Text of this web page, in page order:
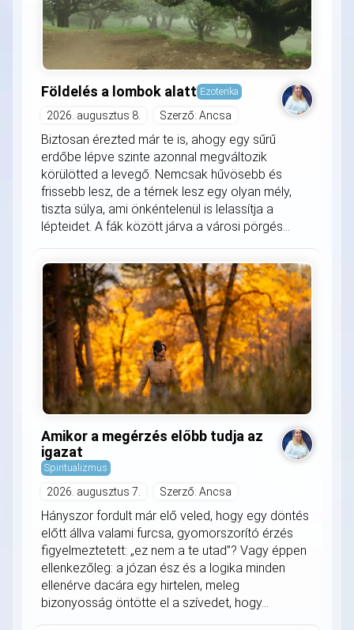
Földelés a lombok alatt Ezoterika
2026. augusztus 8. Szerző: Ancsa
Biztosan érezted már te is, ahogy egy sűrű
erdőbe lépve szinte azonnal megváltozik
körülötted a levegő. Nemcsak hűvösebb és
frissebb lesz, de a térnek lesz egy olyan mély,
tiszta súlya, ami önkéntelenül is lelassítja a
lépteidet. A fák között járva a városi pörgés...
Amikor a megérzés előbb tudja az
igazat
Spiritualizmus
2026. augusztus 7. Szerző: Ancsa
Hányszor fordult már elő veled, hogy egy döntés
előtt állva valami furcsa, gyomorszorító érzés
figyelmeztetett: „ez nem a te utad”? Vagy éppen
ellenkezőleg: a józan ész és a logika minden
ellenérve dacára egy hirtelen, meleg
bizonyosság öntötte el a szívedet, hogy...